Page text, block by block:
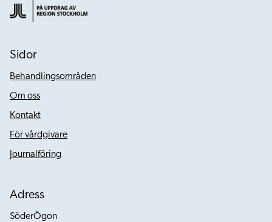
Sidor
Behandlingsområden
Om oss
Kontakt
För vårdgivare
Journalföring
Adress
SöderÖgon